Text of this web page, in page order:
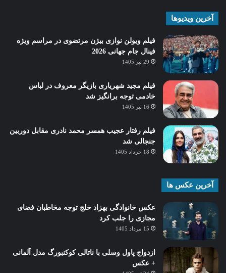
آخرین ویدیوها
فیلم ویولن نوازی بیژن مرتضوی در مراسم ویژه
فینال جام جهانی 2026
29 تیر 1405
فیلم مجید شهریاری بازیگر معروف در لباس
خادمی توجه برانگیز شد
16 تیر 1405
فیلم رفتار عجیب همسر محمد نادری مقابل دوربین
جنجالی شد
18 خرداد 1405
آخرین عکس ها
عکس خانوادگی بهزاد خلج توجه مخاطبان فضای
مجازی را جلب کرد
15 مرداد 1405
ازدواج پاول وسلی با ناتالی کوکنبورگ مدل آلمانی
+ عکس